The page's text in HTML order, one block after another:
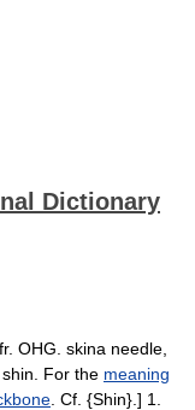
Dictionary
OHG. skina needle,
shin. For the meaning
. Cf. {Shin}.] 1.